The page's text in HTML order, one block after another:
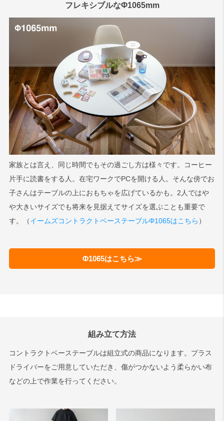
フレキシブルなΦ1065mm
家族とは言え、同じ時間でもその過ごし方は様々です。コーヒー
片手に読書をする人。在宅ワークでPCを開ける人。そんな傍でお
子さんはテーブルの上におもちゃを広げているかも。2人ではや
や大きいサイズでも将来を見据えてサイズを選ぶことも重要で
す。（イームズコントラクトベーステーブルΦ1065はこちら ）
Φ1065はこちら≫
組み立て方法
コントラクトベーステーブルは組立式の商品になります。プラス
ドライバーをご用意していただき、傷がつかないよう柔らかい布
などの上で作業を行ってください。